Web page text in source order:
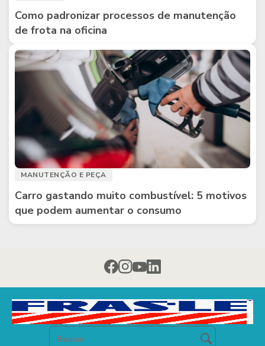
Como padronizar processos de manutenção
de frota na oficina
MANUTENÇÃO E PEÇA
Carro gastando muito combustível: 5 motivos
que podem aumentar o consumo